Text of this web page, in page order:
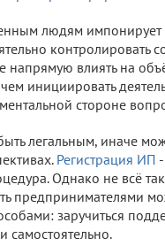
людям импонирует
контролировать
напрямую влиять на
инициировать
стороне
легальным, иначе
Регистрация ИП
Однако не всё
предпринимателями
заручиться
самостоятельно.